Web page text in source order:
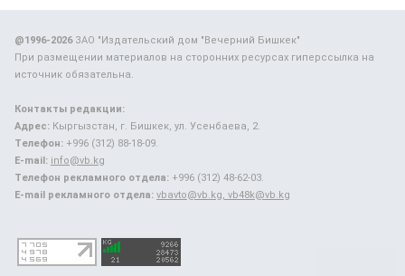
@1996-2026ЗАО "Издательский дом "Вечерний Бишкек"
При размещении материалов на сторонних ресурсах гиперссылка на
источник обязательна.
Контакты редакции:
Адрес: Кыргызстан, г. Бишкек, ул. Усенбаева, 2.
Телефон: +996 (312) 88-18-09.
E-mail: info@vb.kg
Телефон рекламного отдела: +996 (312) 48-62-03.
E-mail рекламного отдела: vbavto@vb.kg, vb48k@vb.kg